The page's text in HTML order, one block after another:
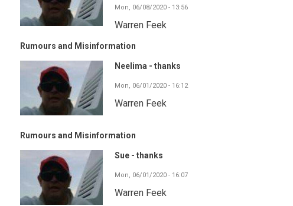
Mon, 06/08/2020 - 13:56
Warren Feek
Rumours and Misinformation
Neelima - thanks
Mon, 06/01/2020 - 16:12
Warren Feek
Rumours and Misinformation
Sue - thanks
Mon, 06/01/2020 - 16:07
Warren Feek